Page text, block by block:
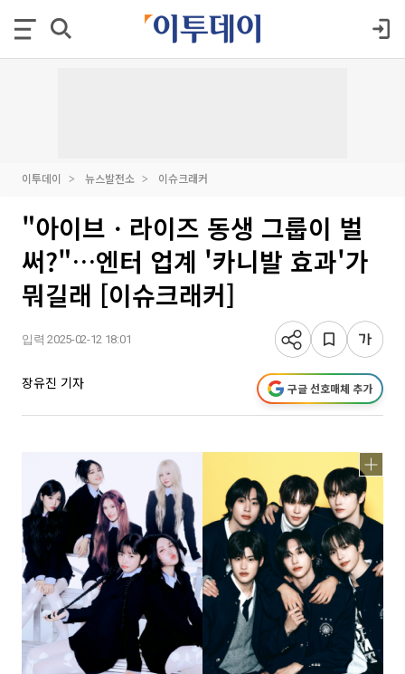
이투데이 뉴스발전소 이슈크래커
"아이브ㆍ라이즈 동생 그룹이 벌
써?"…엔터 업계 '카니발 효과'가
뭐길래 [이슈크래커]
입력 2025-02-12 18:01
장유진 기자 구글 선호매체 추가